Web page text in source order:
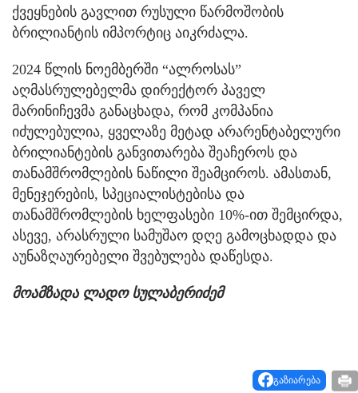
ქვეყნების გავლით რუსული წარმოშობის
ბრილიანტის იმპორტიც აიკრძალა.
2024 წლის ნოემბერში “ალროსას”
აღმასრულებელმა დირექტორ პაველ
მარინიჩევმა განაცხადა, რომ კომპანია
იძულებულია, ყველაზე მეტად არარენტაბელური
ბრილიანტების განვითარება შეაჩეროს და
თანამშრომლების ნაწილი შეამციროს. ამასთან,
მენეჯერების, სპეციალისტებისა და
თანამშრომლების ხელფასები 10%-ით შემცირდა,
ასევე, არასრული სამუშაო დღე გამოცხადდა და
აუნაზღაურებელი შვებულება დაწესდა.
მოამზადა ლადო სულაბერიძემ
გაზიარება